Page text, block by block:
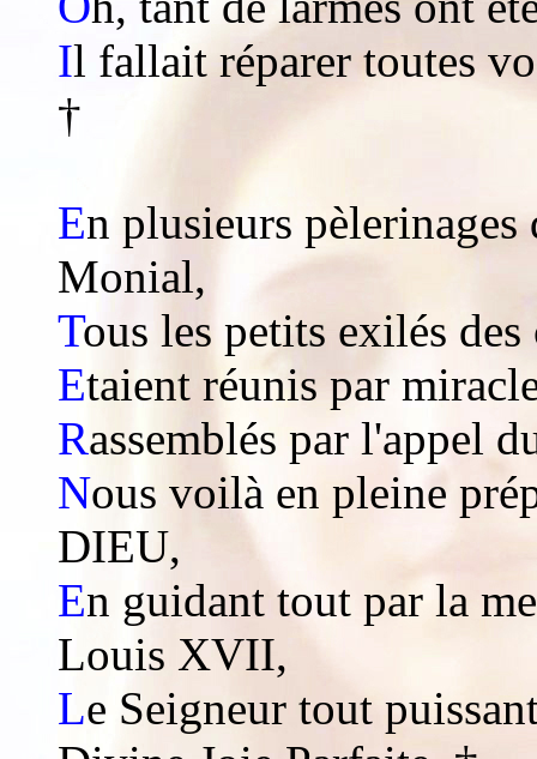
Il fallait réparer toutes
†
En plusieurs
Monial,
Tous les petits exilés
Etaient réunis par
Rassemblés par l'appel
Nous voilà en pleine
DIEU,
En guidant tout par la
Louis XVII,
Le Seigneur tout